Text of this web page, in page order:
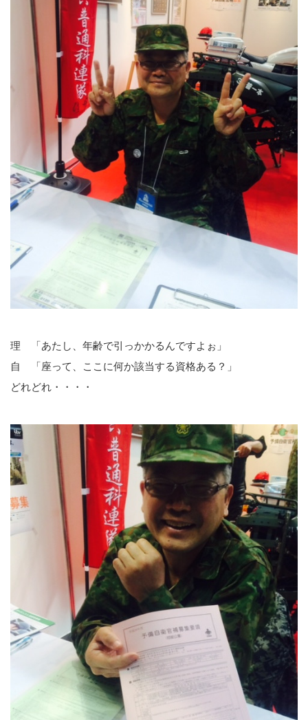
理 「あたし、年齢で引っかかるんですよぉ」
自 「座って、ここに何か該当する資格ある？」
どれどれ・・・・